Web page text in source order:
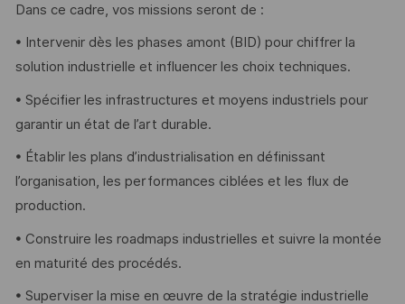
Dans ce cadre, vos missions seront de :
• Intervenir dès les phases amont (BID) pour chiffrer la
solution industrielle et influencer les choix techniques.
• Spécifier les infrastructures et moyens industriels pour
garantir un état de l’art durable.
• Établir les plans d’industrialisation en définissant
l’organisation, les performances ciblées et les flux de
production.
• Construire les roadmaps industrielles et suivre la montée
en maturité des procédés.
• Superviser la mise en œuvre de la stratégie industrielle